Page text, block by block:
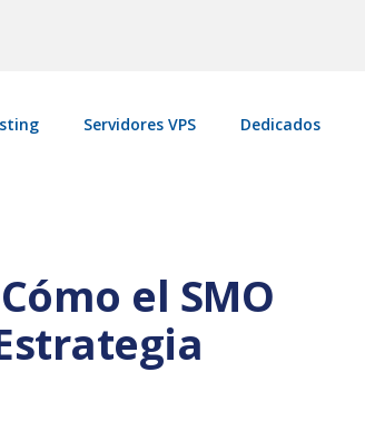
Servidores VPS Dedicados
el SMO